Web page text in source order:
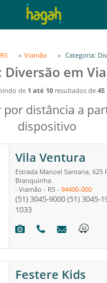
RS Viamão Categoria:
Diversão em
de 1 até 10 resultados de 45
por distância a
dispositivo
Vila Ventura
Estrada Manoel Santana, 625
Branquinha
- Viamão - RS- 94400-000
(51) 3045-9000(51) 3045-
1033
Festere Kids